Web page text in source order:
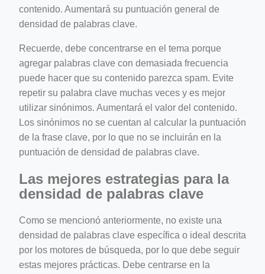
contenido. Aumentará su puntuación general de
densidad de palabras clave.
Recuerde, debe concentrarse en el tema porque
agregar palabras clave con demasiada frecuencia
puede hacer que su contenido parezca spam. Evite
repetir su palabra clave muchas veces y es mejor
utilizar sinónimos. Aumentará el valor del contenido.
Los sinónimos no se cuentan al calcular la puntuación
de la frase clave, por lo que no se incluirán en la
puntuación de densidad de palabras clave.
Las mejores estrategias para la
densidad de palabras clave
Como se mencionó anteriormente, no existe una
densidad de palabras clave específica o ideal descrita
por los motores de búsqueda, por lo que debe seguir
estas mejores prácticas. Debe centrarse en la